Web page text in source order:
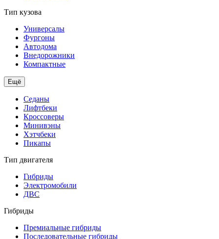
Тип кузова
Универсалы
Фургоны
Автодома
Внедорожники
Компактные
Ещё
Седаны
Лифтбеки
Кроссоверы
Минивэны
Хэтчбеки
Пикапы
Тип двигателя
Гибриды
Электромобили
ДВС
Гибриды
Премиальные гибриды
Последовательные гибриды